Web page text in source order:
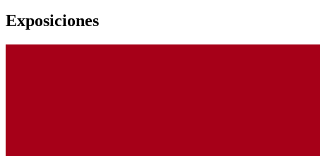
Exposiciones